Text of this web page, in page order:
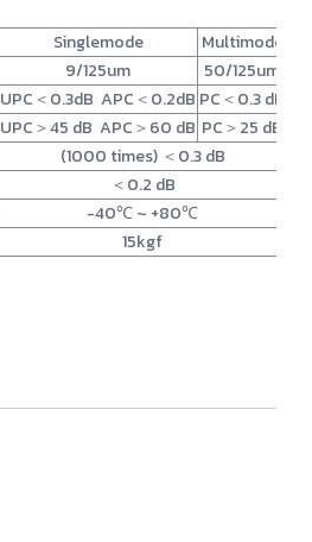
Singlemode
Multimode
9/125um
50/125um
UPC＜0.3dB APC＜0.2dB PC＜0.3 dB
UPC＞45 dB APC＞60 dB PC＞25 dB
(1000 times) ＜0.3 dB
＜0.2 dB
-40℃ ~ +80℃
15kgf